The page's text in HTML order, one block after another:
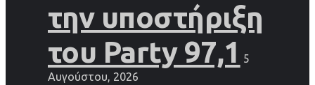
την υποστήριξη
του Party 97,1
5
Αυγούστου, 2026